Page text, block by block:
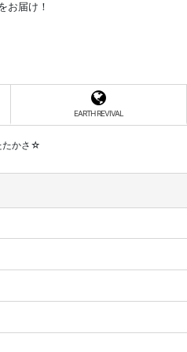
お届け！
EARTH REVIVAL
たかさ☆